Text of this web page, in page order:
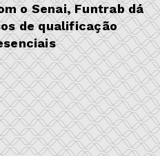
o Senai, Funtrab dá
de qualificação